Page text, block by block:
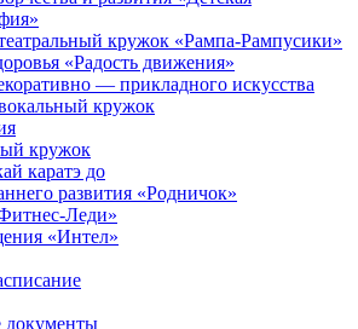
кружок «Рампа-Рампусики»
«Радость движения»
— прикладного искусства
кружок
кружок
каратэ до
развития «Родничок»
Леди»
«Интел»
документы